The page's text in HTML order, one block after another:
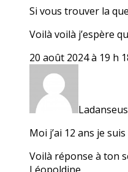
Si vous trouver la
Voilà voilà j’espère
20 août 2024 à 19 h
Moi j’ai 12 ans je
Voilà réponse à ton